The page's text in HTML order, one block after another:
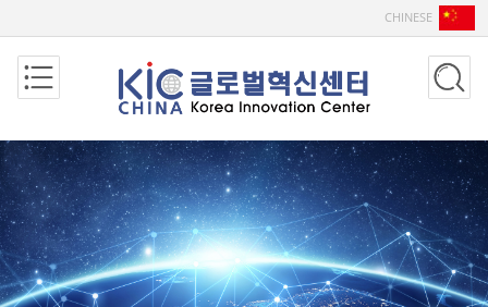
CHINESE